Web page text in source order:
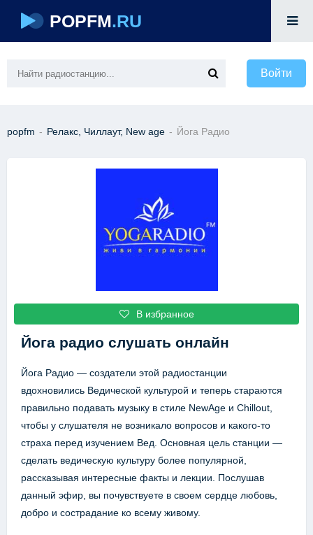
POPFM.RU
Войти
popfm - Релакс, Чиллаут, New age - Йога Радио
В избранное
Йога радио слушать онлайн
Йога Радио — создатели этой радиостанции
вдохновились Ведической культурой и теперь стараются
правильно подавать музыку в стиле NewAge и Chillout,
чтобы у слушателя не возникало вопросов и какого-то
страха перед изучением Вед. Основная цель станции —
сделать ведическую культуру более популярной,
рассказывая интересные факты и лекции. Послушав
данный эфир, вы почувствуете в своем сердце любовь,
добро и сострадание ко всему живому.